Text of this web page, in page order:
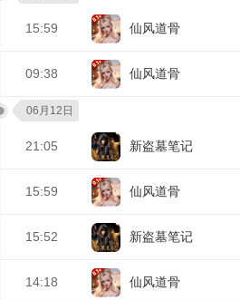
15:59 仙风道骨
09:38 仙风道骨
06月12日
21:05 新盗墓笔记
15:59 仙风道骨
15:52 新盗墓笔记
14:18 仙风道骨